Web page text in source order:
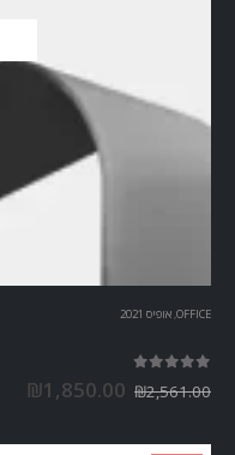
OFFICE
, אופיס 2021
₪2,561.00
₪1,850.00